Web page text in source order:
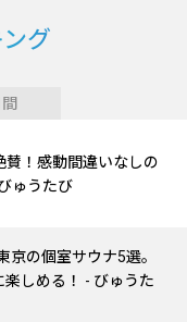
グ
賛！感動間違いなしの
ゅうたび
京の個室サウナ5選。
楽しめる！ - びゅうた